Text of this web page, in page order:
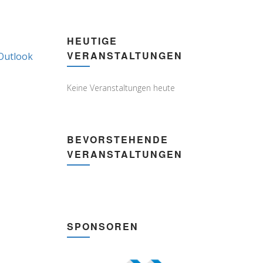
Subscribe
HEUTIGE
VERANSTALTUNGEN
Keine Veranstaltungen heute
BEVORSTEHENDE
VERANSTALTUNGEN
SPONSOREN